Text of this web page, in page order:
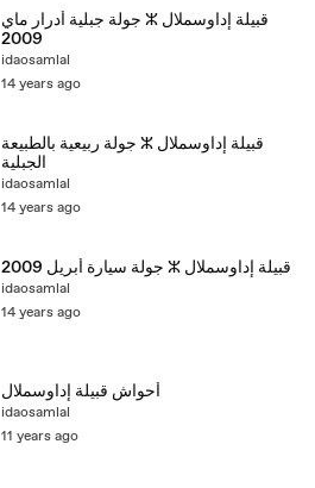
‫قبيلة إداوسملال ⵣ جولة جبلية أدرار ماي
idaosamlal
14 years ago
‫قبيلة إداوسملال ⵣ جولة ربيعية بالطبيعة
idaosamlal
14 years ago
idaosamlal
14 years ago
idaosamlal
11 years ago